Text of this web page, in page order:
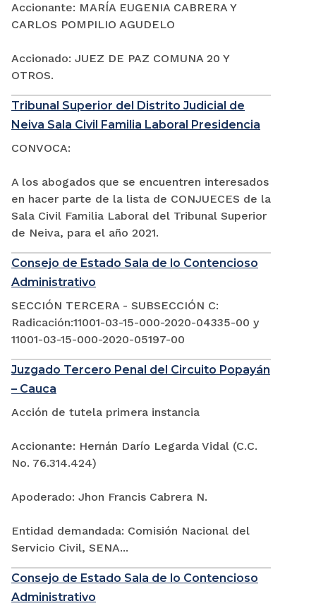
Accionante: MARÍA EUGENIA CABRERA Y
CARLOS POMPILIO AGUDELO
Accionado: JUEZ DE PAZ COMUNA 20 Y
OTROS.
Tribunal Superior del Distrito Judicial de
Neiva Sala Civil Familia Laboral Presidencia
CONVOCA:
A los abogados que se encuentren interesados
en hacer parte de la lista de CONJUECES de la
Sala Civil Familia Laboral del Tribunal Superior
de Neiva, para el año 2021.
Consejo de Estado Sala de lo Contencioso
Administrativo
SECCIÓN TERCERA - SUBSECCIÓN C:
Radicación:11001-03-15-000-2020-04335-00 y
11001-03-15-000-2020-05197-00
Juzgado Tercero Penal del Circuito Popayán
– Cauca
Acción de tutela primera instancia
Accionante: Hernán Darío Legarda Vidal (C.C.
No. 76.314.424)
Apoderado: Jhon Francis Cabrera N.
Entidad demandada: Comisión Nacional del
Servicio Civil, SENA...
Consejo de Estado Sala de lo Contencioso
Administrativo